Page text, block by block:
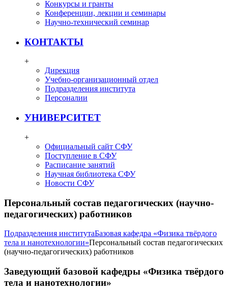
Конкурсы и гранты
Конференции, лекции и семинары
Научно-технический семинар
КОНТАКТЫ
+
Дирекция
Учебно-организационный отдел
Подразделения института
Персоналии
УНИВЕРСИТЕТ
+
Официальный сайт СФУ
Поступление в СФУ
Расписание занятий
Научная библиотека СФУ
Новости СФУ
Персональный состав педагогических (научно-
педагогических) работников
Подразделения институтаБазовая кафедра «Физика твёрдого
тела и нанотехнологии»Персональный состав педагогических
(научно-педагогических) работников
Заведующий базовой кафедры «Физика твёрдого
тела и нанотехнологии»